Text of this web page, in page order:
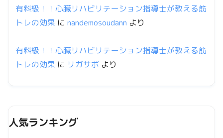
有料級！！心臓リハビリテーション指導士が教える筋
トレの効果 に nandemosoudann より
有料級！！心臓リハビリテーション指導士が教える筋
トレの効果 に リガサポ より
人気ランキング